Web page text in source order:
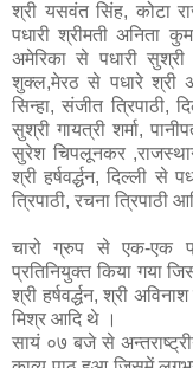
श्री यसवंत सिंह, कोटा
पधारी श्रीमती अनिता
अमेरिका से पधारी
शुक्ल,मेरठ से पधारे श्री
सिन्हा, संजीत त्रिपाठी,
सुश्री गायत्री शर्मा,
सुरेश चिपलूनकर
श्री हर्षवर्द्धन, दिल्ली से
त्रिपाठी, रचना त्रिपाठी
चारो ग्रुप से एक-एक
प्रतिनियुक्त किया गया
श्री हर्षवर्द्धन, श्री
मिश्र आदि थे ।
सायं ०७ बजे से